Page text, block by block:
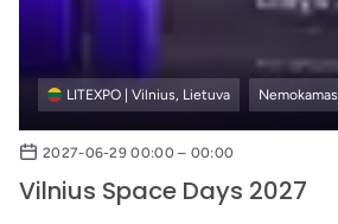
LITEXPO | Vilnius, Lietuva Nemokamas
2027-06-29 00:00 – 00:00
Vilnius Space Days 2027